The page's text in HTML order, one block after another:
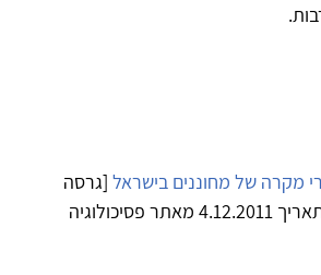
מקרה של מחוננים בישראל [גרסה
אלקטרונית]. נדלה ב‏תאריך 4.12.2011 מאתר פסיכולוגיה